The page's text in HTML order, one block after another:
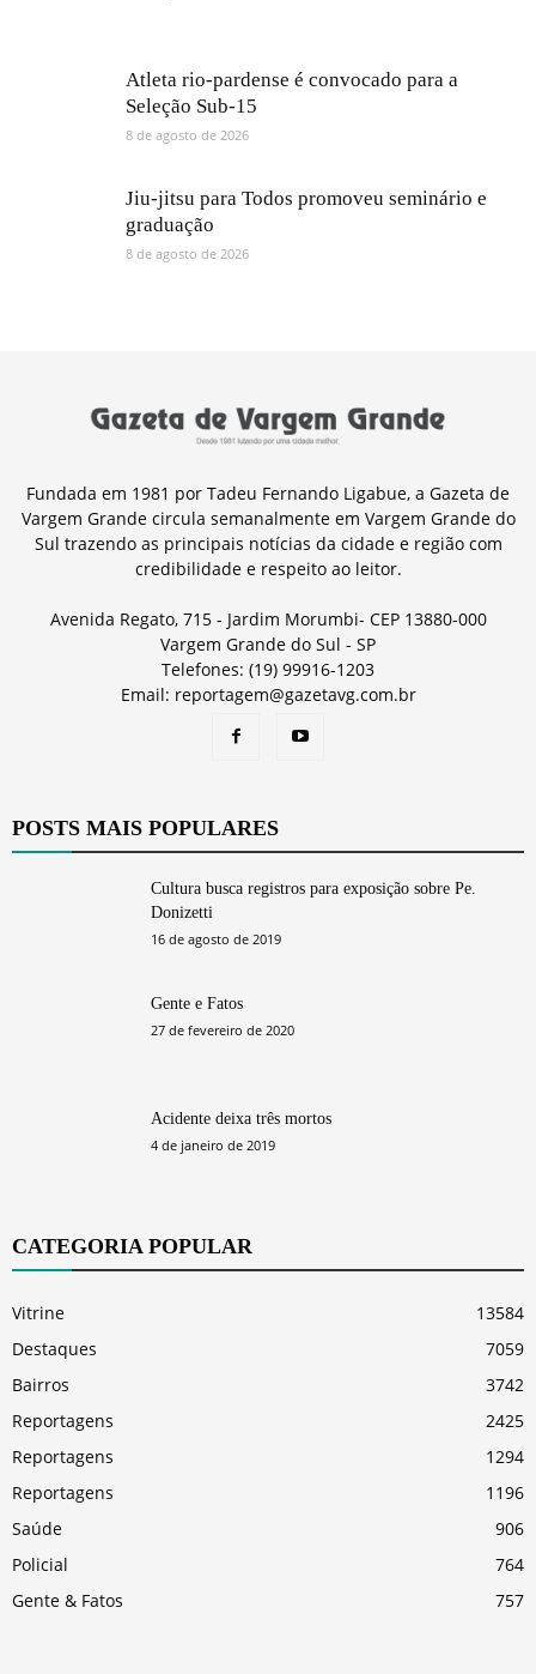
Atleta rio-pardense é convocado para a
Seleção Sub-15
8 de agosto de 2026
Jiu-jitsu para Todos promoveu seminário e
graduação
8 de agosto de 2026
Fundada em 1981 por Tadeu Fernando Ligabue, a Gazeta de
Vargem Grande circula semanalmente em Vargem Grande do
Sul trazendo as principais notícias da cidade e região com
credibilidade e respeito ao leitor.
Avenida Regato, 715 - Jardim Morumbi- CEP 13880-000
Vargem Grande do Sul - SP
Telefones: (19) 99916-1203
Email: reportagem@gazetavg.com.br
POSTS MAIS POPULARES
Cultura busca registros para exposição sobre Pe.
Donizetti
16 de agosto de 2019
Gente e Fatos
27 de fevereiro de 2020
Acidente deixa três mortos
4 de janeiro de 2019
CATEGORIA POPULAR
Vitrine
13584
Destaques
7059
Bairros
3742
Reportagens
2425
Reportagens
1294
Reportagens
1196
Saúde
906
Policial
764
Gente & Fatos
757